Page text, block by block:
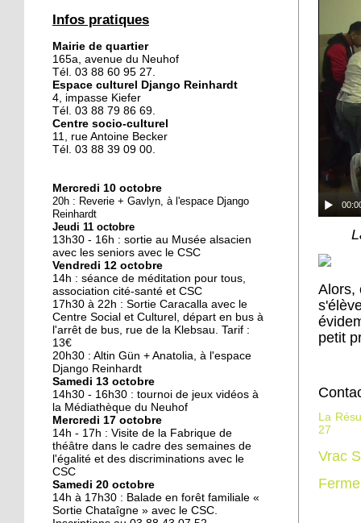
Le vrac s'invite au Neuhof
11 octobre 2018
Les petites filles
chaussent leurs
10 octobre 2018
Nouveau look pour une
nouvelle mairie
19 octobre 2017
Face au challenge du
numérique
19 octobre 2017
La précarité tue
18 octobre 2017
Quatre décennies au
chevet du Neuhof
18 octobre 2017
Infos pratiques
Mairie de quartier
165a, avenue du Neuhof
Tél. 03 88 60 95 27.
Espace culturel Django Reinhardt
4, impasse Kiefer
Tél. 03 88 79 86 69.
Centre socio-culturel
11, rue Antoine Becker
Tél. 03 88 39 09 00.
Mercredi 10 octobre
20h : Reverie + Gavlyn, à l'espace Django
Reinhardt
Jeudi 11 octobre
13h30 - 16h : sortie au Musée alsacien
avec les seniors avec le CSC
Vendredi 12 octobre
14h : séance de méditation pour tous,
association cité-santé et CSC
17h30 à 22h : Sortie Caracalla avec le
Centre Social et Culturel, départ en bus à
l'arrêt de bus, rue de la Klebsau. Tarif :
13€
20h30 : Altin Gün + Anatolia, à l'espace
Django Reinhardt
Samedi 13 octobre
14h30 - 16h30 : tournoi de jeux vidéos à
la Médiathèque du Neuhof
Mercredi 17 octobre
14h - 17h : Visite de la Fabrique de
théâtre dans le cadre des semaines de
l'égalité et des discriminations avec le
CSC
Samedi 20 octobre
14h à 17h30 : Balade en forêt familiale «
Sortie Chataîgne » avec le CSC.
Alors,
petit
La
27
Vrac